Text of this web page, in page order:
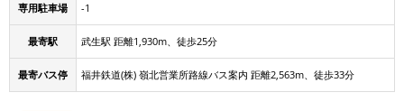
専用駐車場 -1
最寄駅 武生駅 距離1,930m、徒歩25分
最寄バス停 福井鉄道(株) 嶺北営業所路線バス案内 距離2,563m、徒歩33分